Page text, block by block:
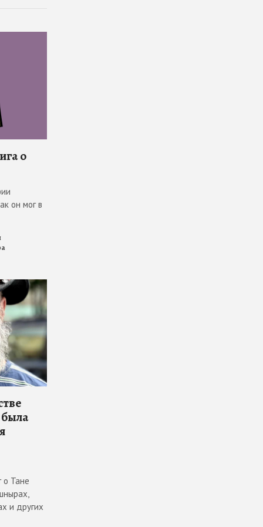
о
он мог в
о Тане
и других